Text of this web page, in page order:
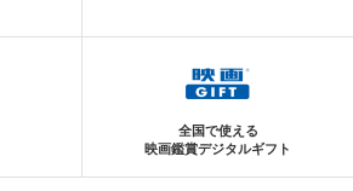
全国で使える
映画鑑賞デジタルギフト